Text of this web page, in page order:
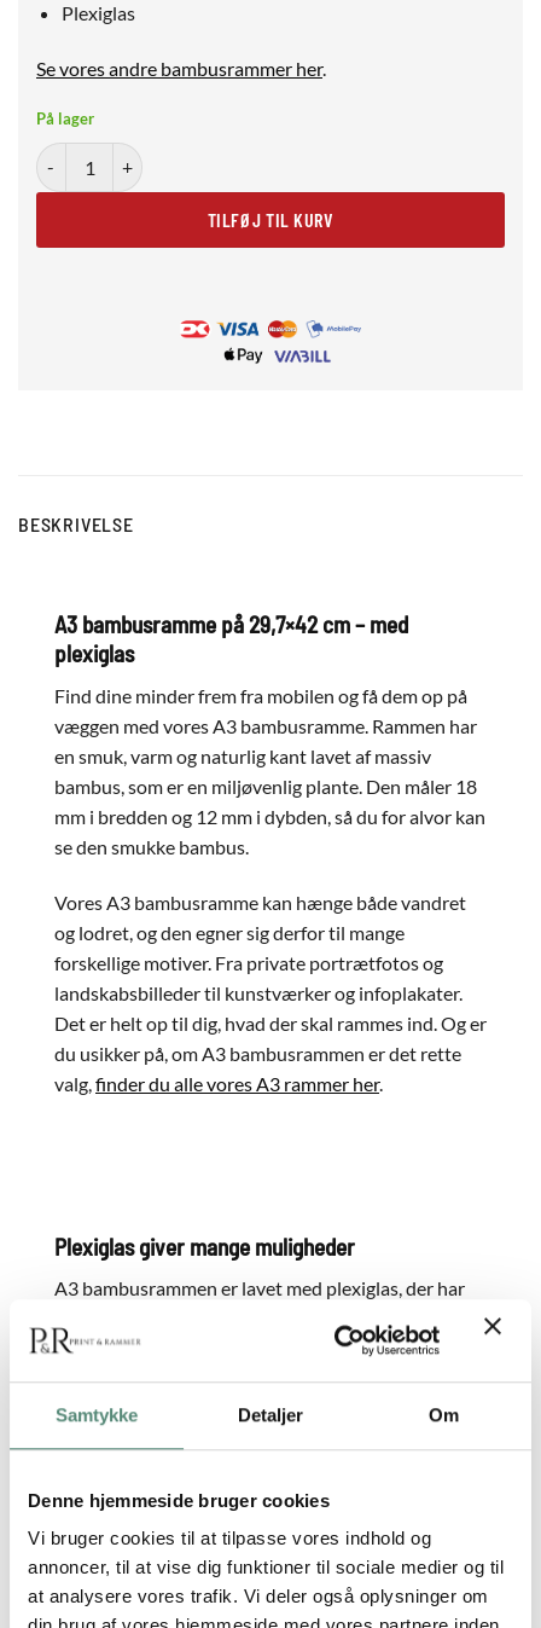
Samtykke Detaljer Om
Denne hjemmeside bruger cookies
Vi bruger cookies til at tilpasse vores indhold og
annoncer, til at vise dig funktioner til sociale medier og til
at analysere vores trafik. Vi deler også oplysninger om
Plexiglas
Se vores andre bambusrammer her.
På lager
Bambusramme 29,7x42 cm (A3) - plexiglas antal
TILFØJ TIL KURV
BESKRIVELSE
A3 bambusramme på 29,7×42 cm – med
plexiglas
Find dine minder frem fra mobilen og få dem op på
væggen med vores A3 bambusramme. Rammen har
en smuk, varm og naturlig kant lavet af massiv
bambus, som er en miljøvenlig plante. Den måler 18
mm i bredden og 12 mm i dybden, så du for alvor kan
se den smukke bambus.
Vores A3 bambusramme kan hænge både vandret
og lodret, og den egner sig derfor til mange
forskellige motiver. Fra private portrætfotos og
landskabsbilleder til kunstværker og infoplakater.
Det er helt op til dig, hvad der skal rammes ind. Og er
du usikker på, om A3 bambusrammen er det rette
valg, finder du alle vores A3 rammer her.
Plexiglas giver mange muligheder
A3 bambusrammen er lavet med plexiglas, der har
knuses ikke ved slag, og med vores A3
bambusramme får du derfor enbilledramme, der kan
hænge i mange forskellige miljøer. Brug den for
ind, kan vi også hjælpe med det. Upload filerne i
vores
print selv-system , vælg bambusrammen i A3
og send din bestilling afsted. Herefter tjekker vores